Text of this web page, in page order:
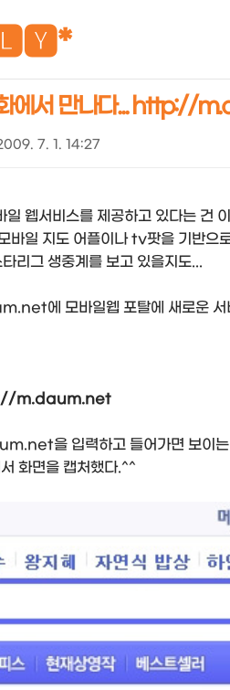
에서 만나다... http://
7. 1. 14:27
웹서비스를 제공하고 있다는 건
바일 지도 어플이나 tv팟을 기반으
리그 생중계를 보고 있을지도...
에 모바일웹 포탈에 새로운 서
m.daum.net
을 입력하고 들어가면 보이는
화면을 캡처했다.^^